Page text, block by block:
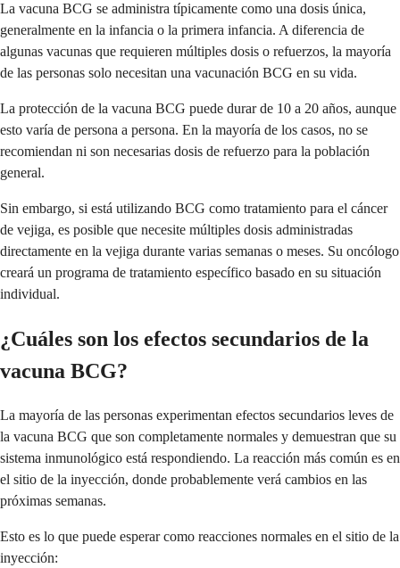
La vacuna BCG se administra típicamente como una dosis única,
generalmente en la infancia o la primera infancia. A diferencia de
algunas vacunas que requieren múltiples dosis o refuerzos, la mayoría
de las personas solo necesitan una vacunación BCG en su vida.
La protección de la vacuna BCG puede durar de 10 a 20 años, aunque
esto varía de persona a persona. En la mayoría de los casos, no se
recomiendan ni son necesarias dosis de refuerzo para la población
general.
Sin embargo, si está utilizando BCG como tratamiento para el cáncer
de vejiga, es posible que necesite múltiples dosis administradas
directamente en la vejiga durante varias semanas o meses. Su oncólogo
creará un programa de tratamiento específico basado en su situación
individual.
¿Cuáles son los efectos secundarios de la
vacuna BCG?
La mayoría de las personas experimentan efectos secundarios leves de
la vacuna BCG que son completamente normales y demuestran que su
sistema inmunológico está respondiendo. La reacción más común es en
el sitio de la inyección, donde probablemente verá cambios en las
próximas semanas.
Esto es lo que puede esperar como reacciones normales en el sitio de la
inyección: